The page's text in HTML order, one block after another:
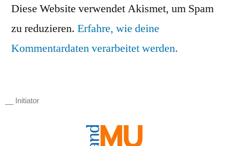
Diese Website verwendet Akismet, um Spam
zu reduzieren. Erfahre, wie deine
Kommentardaten verarbeitet werden.
__ Initiator